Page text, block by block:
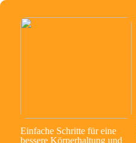
Einfache Schritte für eine
bessere Körperhaltung und